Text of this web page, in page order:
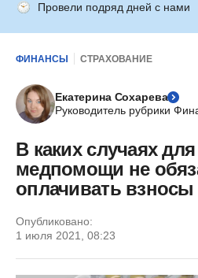
Провели подряд дней с нами
ФИНАНСЫ СТРАХОВАНИЕ
Екатерина Сохарева
Руководитель рубрики
В каких случаях
медпомощи не
оплачивать
Опубликовано:
1 июля 2021, 08:23